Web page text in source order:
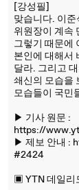
[강성필]
맞습니다. 이
위원장이 계속
그렇기 때문에
본인에 대해서
달라. 그리고
쇄신의 모습을
모습들이 국민
▶ 기사 원문 :
https://
▶ 제보 안내 :
#2424
▣ YTN 데일리